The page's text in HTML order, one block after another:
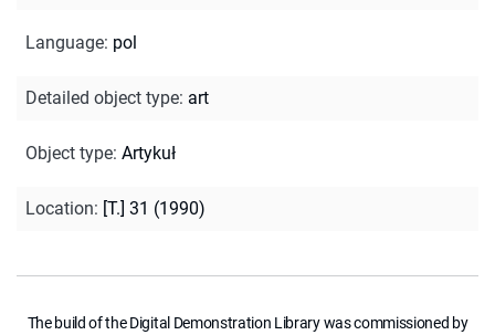
Language: pol
Detailed object type: art
Object type: Artykuł
Location: [T.] 31 (1990)
The build of the Digital Demonstration Library was commissioned by